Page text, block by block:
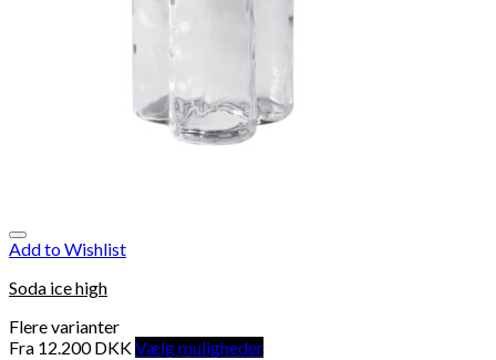
Add to Wishlist
Soda ice high
Flere varianter
Fra 12.200DKKVælg muligheder